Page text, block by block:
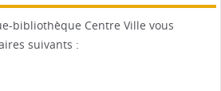
bibliothèque Centre Ville vous
suivants :